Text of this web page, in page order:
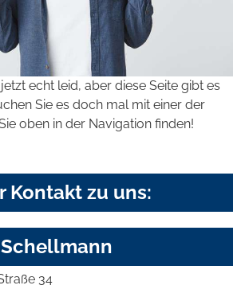
echt leid, aber diese Seite gibt es
Sie es doch mal mit einer der
oben in der Navigation finden!
Kontakt zu uns:
34